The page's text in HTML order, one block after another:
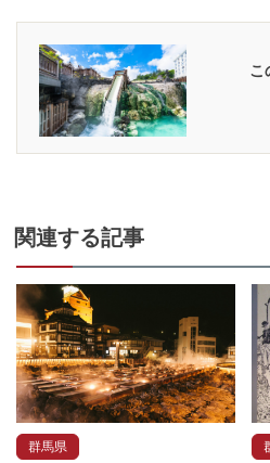
こ
関連する記事
群馬県